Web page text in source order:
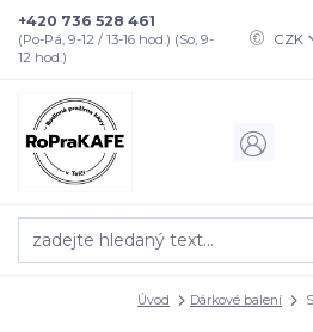
CZK
+420 736 528 461
(Po-Pá, 9-12 / 13-16 hod.) (So, 9-
12 hod.)
Úvod Dárkové balení